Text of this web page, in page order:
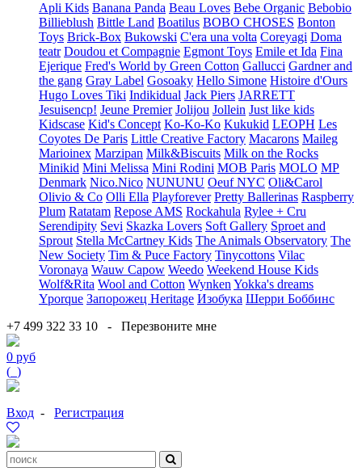
Apli Kids Banana Panda Beau Loves Bebe Organic Bebobio
Billieblush Bittle Land Boatilus BOBO CHOSES Bonton
Toys Brick-Box Bukowski C'era una volta Coreyagi Doma
teatr Doudou et Compagnie Egmont Toys Emile et Ida Fina
Ejerique Fred's World by Green Cotton Gallucci Gardner and
the gang Gray Label Gosoaky Hello Simone Histoire d'Ours
Hugo Loves Tiki Indikidual Jack Piers JARRETT
Jesuisencp! Jeune Premier Jolijou Jollein Just like kids
Kidscase Kid's Concept Ko-Ko-Ko Kukukid LEOPH Les
Coyotes De Paris Little Creative Factory Macarons Maileg
Marioinex Marzipan Milk&Biscuits Milk on the Rocks
Minikid Mini Melissa Mini Rodini MOB Paris MOLO MP
Denmark Nico.Nico NUNUNU Oeuf NYC Oli&Carol
Olivio & Co Olli Ella Playforever Pretty Ballerinas Raspberry
Plum Ratatam Repose AMS Rockahula Rylee + Cru
Serendipity Sevi Skazka Lovers Soft Gallery Sproet and
Sprout Stella McCartney Kids The Animals Observatory The
New Society Tim & Puce Factory Tinycottons Vilac
Voronaya Wauw Capow Weedo Weekend House Kids
Wolf&Rita Wool and Cotton Wynken Yokka's dreams
Yporque Запорожец Heritage Изобука Шерри Боббинс
+7 499 322 33 10 - Перезвоните мне
0 руб
( )
Вход - Регистрация